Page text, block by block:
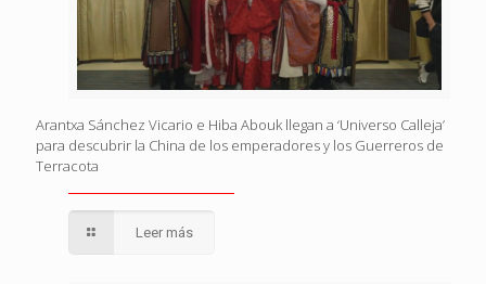
Arantxa Sánchez Vicario e Hiba Abouk llegan a ‘Universo Calleja’
para descubrir la China de los emperadores y los Guerreros de
Terracota
Leer más